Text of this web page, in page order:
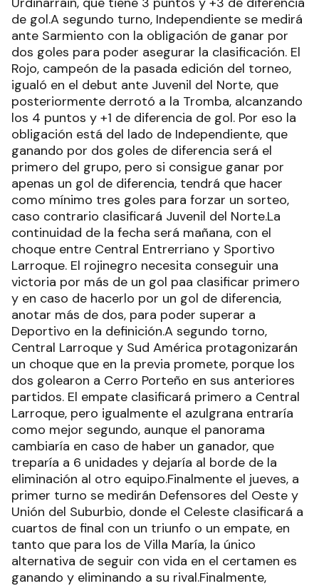
de gol.A segundo turno, Independiente se medirá
ante Sarmiento con la obligación de ganar por
dos goles para poder asegurar la clasificación. El
Rojo, campeón de la pasada edición del torneo,
igualó en el debut ante Juvenil del Norte, que
posteriormente derrotó a la Tromba, alcanzando
los 4 puntos y +1 de diferencia de gol. Por eso la
obligación está del lado de Independiente, que
ganando por dos goles de diferencia será el
primero del grupo, pero si consigue ganar por
apenas un gol de diferencia, tendrá que hacer
como mínimo tres goles para forzar un sorteo,
caso contrario clasificará Juvenil del Norte.La
continuidad de la fecha será mañana, con el
choque entre Central Entrerriano y Sportivo
Larroque. El rojinegro necesita conseguir una
victoria por más de un gol paa clasificar primero
y en caso de hacerlo por un gol de diferencia,
anotar más de dos, para poder superar a
Deportivo en la definición.A segundo torno,
Central Larroque y Sud América protagonizarán
un choque que en la previa promete, porque los
dos golearon a Cerro Porteño en sus anteriores
partidos. El empate clasificará primero a Central
Larroque, pero igualmente el azulgrana entraría
como mejor segundo, aunque el panorama
cambiaría en caso de haber un ganador, que
treparía a 6 unidades y dejaría al borde de la
eliminación al otro equipo.Finalmente el jueves, a
primer turno se medirán Defensores del Oeste y
Unión del Suburbio, donde el Celeste clasificará a
cuartos de final con un triunfo o un empate, en
tanto que para los de Villa María, la único
alternativa de seguir con vida en el certamen es
ganando y eliminando a su rival.Finalmente,